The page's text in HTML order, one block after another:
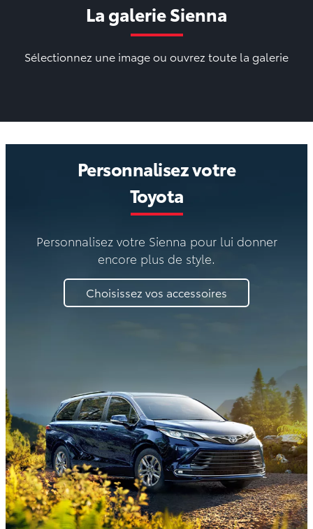
La galerie Sienna
Sélectionnez une image ou ouvrez toute la galerie
Personnalisez votre
Toyota
Personnalisez votre Sienna pour lui donner
encore plus de style.
Choisissez vos accessoires